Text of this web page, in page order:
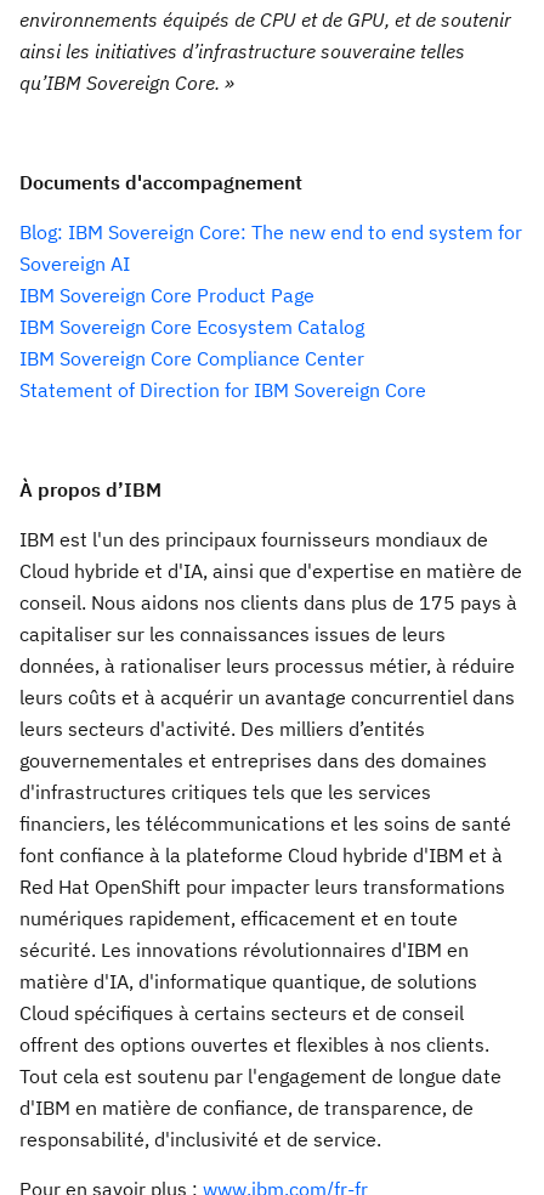
environnements équipés de CPU et de GPU, et de soutenir
ainsi les initiatives d’infrastructure souveraine telles
qu’IBM Sovereign Core. »
Documents d'accompagnement
Blog: IBM Sovereign Core: The new end to end system for
Sovereign AI
IBM Sovereign Core Product Page
IBM Sovereign Core Ecosystem Catalog
IBM Sovereign Core Compliance Center
Statement of Direction for IBM Sovereign Core
À propos d’IBM
IBM est l'un des principaux fournisseurs mondiaux de
Cloud hybride et d'IA, ainsi que d'expertise en matière de
conseil. Nous aidons nos clients dans plus de 175 pays à
capitaliser sur les connaissances issues de leurs
données, à rationaliser leurs processus métier, à réduire
leurs coûts et à acquérir un avantage concurrentiel dans
leurs secteurs d'activité. Des milliers d’entités
gouvernementales et entreprises dans des domaines
d'infrastructures critiques tels que les services
financiers, les télécommunications et les soins de santé
font confiance à la plateforme Cloud hybride d'IBM et à
Red Hat OpenShift pour impacter leurs transformations
numériques rapidement, efficacement et en toute
sécurité. Les innovations révolutionnaires d'IBM en
matière d'IA, d'informatique quantique, de solutions
Cloud spécifiques à certains secteurs et de conseil
offrent des options ouvertes et flexibles à nos clients.
Tout cela est soutenu par l'engagement de longue date
d'IBM en matière de confiance, de transparence, de
responsabilité, d'inclusivité et de service.
Pour en savoir plus : www.ibm.com/fr-fr